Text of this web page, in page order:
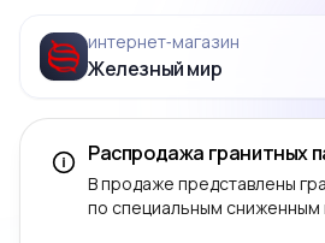
интернет‑магазин
Железный мир
Распродажа гранитных
В продаже представлены
по специальным сниженным